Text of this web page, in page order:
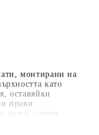
монтирани на
като
оставяйки
прави
дълги линии,